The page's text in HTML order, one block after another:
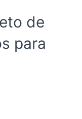
de
para